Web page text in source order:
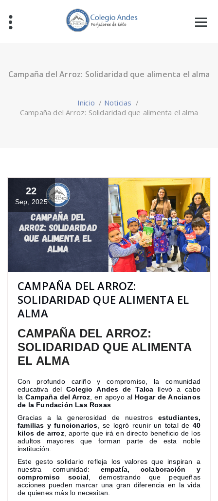
Campaña del Arroz: Solidaridad que alimenta el alma
Inicio / Noticias /
Campaña del Arroz: Solidaridad que alimenta el alma
22
Sep, 2025
CAMPAÑA DEL ARROZ:
SOLIDARIDAD QUE ALIMENTA EL
ALMA
CAMPAÑA DEL ARROZ:
SOLIDARIDAD QUE ALIMENTA
EL ALMA
Con profundo cariño y compromiso, la comunidad
educativa delColegio Andes de Talca llevó a cabo
laCampaña del Arroz, en apoyo al Hogar de Ancianos
de la Fundación Las Rosas.
Gracias a la generosidad de nuestros estudiantes,
familias y funcionarios, se logró reunir un total de 40
kilos de arroz, aporte que irá en directo beneficio de los
adultos mayores que forman parte de esta noble
institución.
Este gesto solidario refleja los valores que inspiran a
nuestra comunidad: empatía, colaboración y
compromiso social, demostrando que pequeñas
acciones pueden marcar una gran diferencia en la vida
de quienes más lo necesitan.